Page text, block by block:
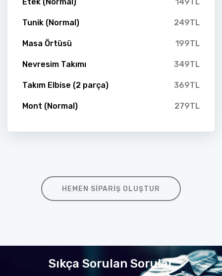
Tunik (Normal) 249TL
Masa Örtüsü 199TL
Nevresim Takımı 349TL
Takım Elbise (2 parça) 369TL
Mont (Normal) 279TL
HEMEN SIPARIŞ OLUŞTUR
Sıkça Sorulan Sorular